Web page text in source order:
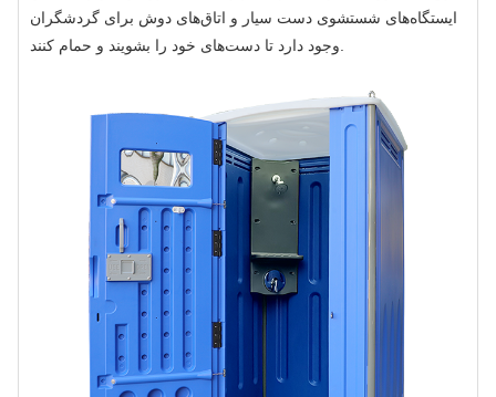
ایستگاه‌های شستشوی دست سیار و اتاق‌های دوش برای گردشگران